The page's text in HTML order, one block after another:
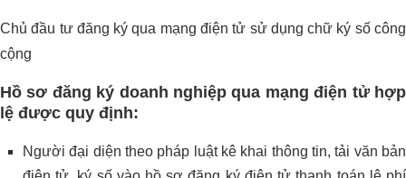
Chủ đầu tư đăng ký qua mạng điện tử sử dụng chữ ký số công
cộng
Hồ sơ đăng ký doanh nghiệp qua mạng điện tử hợp
lệ được quy định:
Người đại diện theo pháp luật kê khai thông tin, tải văn bản